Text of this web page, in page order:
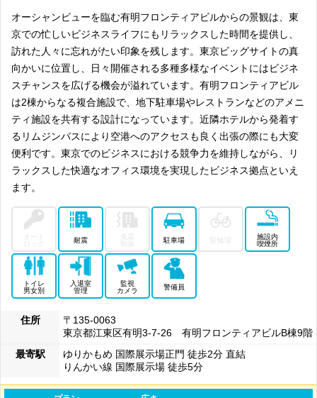
オーシャンビューを臨む有明フロンティアビルからの景観は、東
京での忙しいビジネスライフにもリラックスした時間を提供し、
訪れた人々に忘れがたい印象を残します。東京ビッグサイトの真
向かいに位置し、日々開催される多種多様なイベントにはビジネ
スチャンスを広げる機会が溢れています。有明フロンティアビル
は2棟からなる複合施設で、地下駐車場やレストランなどのアメニ
ティ施設を共有する設計になっています。近隣ホテルから発着す
るリムジンバスにより空港へのアクセスも良く出張の際にも大変
便利です。東京でのビジネスにおける競争力を維持しながら、リ
ラックスした快適なオフィス環境を実現したビジネス拠点といえ
ます。
耐震 駐車場
施設内
喫煙所
トイレ
男女別
入退室
管理
監視
カメラ
警備員
住所
〒135-0063
東京都江東区有明3-7-26 有明フロンティアビルB棟9階
最寄駅
ゆりかもめ 国際展示場正門 徒歩2分 直結
りんかい線 国際展示場 徒歩5分